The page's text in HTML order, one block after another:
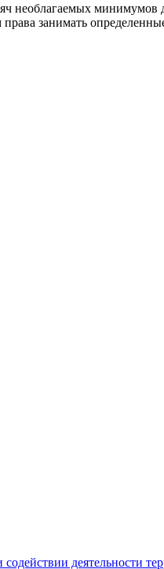
необлагаемых
занимать
деятельности